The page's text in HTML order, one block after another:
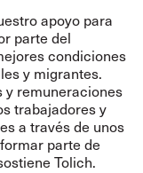
apoyo para
parte del
condiciones
y migrantes.
y remuneraciones
trabajadores y
a través de unos
parte de
Tolich.